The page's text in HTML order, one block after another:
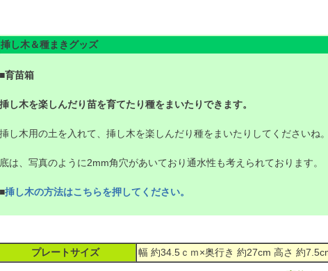
挿し木＆種まきグッズ
■育苗箱
挿し木を楽しんだり苗を育てたり種をまいたりできます。
挿し木用の土を入れて、挿し木を楽しんだり種をまいたりしてくださいね
底は、写真のように2mm角穴があいており通水性も考えられております。
■挿し木の方法はこちらを押してください。
プレートサイズ 幅 約34.5ｃｍ×奥行き 約27cm 高さ 約